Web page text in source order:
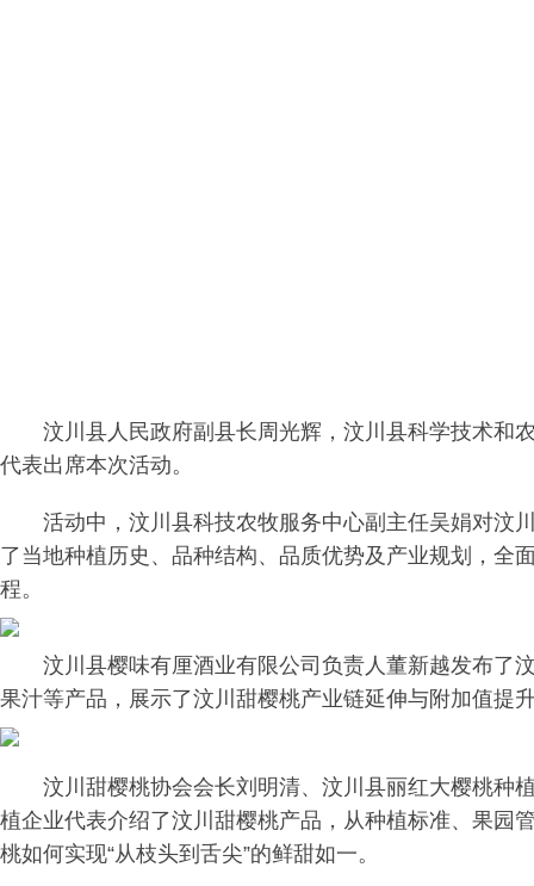
汶川县人民政府副县长周光辉，汶川县科学技术和
代表出席本次活动。
活动中，汶川县科技农牧服务中心副主任吴娟对汶
了当地种植历史、品种结构、品质优势及产业规划，全
程。
汶川县樱味有厘酒业有限公司负责人董新越发布了
果汁等产品，展示了汶川甜樱桃产业链延伸与附加值提
汶川甜樱桃协会会长刘明清、汶川县丽红大樱桃种
植企业代表介绍了汶川甜樱桃产品，从种植标准、果园
桃如何实现“从枝头到舌尖”的鲜甜如一。